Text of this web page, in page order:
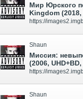
Мир Юрского
Kingdom
Shaun
Миссия:
(2006,
Shaun